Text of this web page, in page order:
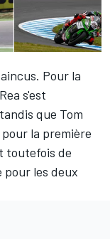
Pour la
s'est
que Tom
la première
toutefois de
les deux